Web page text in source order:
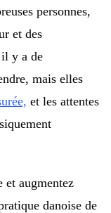
personnes,
et des
y a de
mais elles
et les attentes
et augmentez
danoise de